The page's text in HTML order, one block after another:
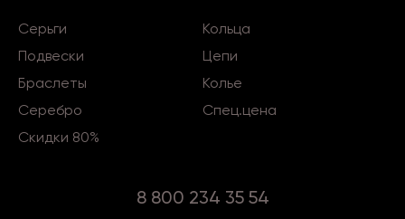
Серьги
Кольца
Подвески
Цепи
Браслеты
Колье
Серебро
Спец.цена
Скидки 80%
8 800 234 35 54